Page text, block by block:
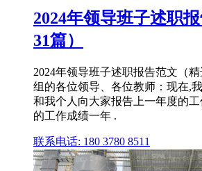
2024年领导班子述职
31篇）
2024年领导班子述职报告范文（
组的各位领导、各位教师：现在,
和我个人向大家报告上一年度的
的工作成绩一年 .
联系电话: 180 3780 8511